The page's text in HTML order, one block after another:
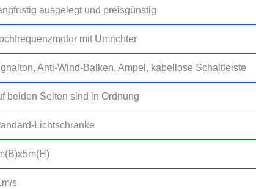
ausgelegt und preisgünstig
mit Umrichter
Anti-Wind-Balken, Ampel, kabellose Schaltleiste
beiden Seiten sind in Ordnung
Lichtschranke
s